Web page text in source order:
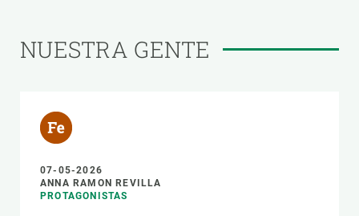
NUESTRA GENTE
07-05-2026
ANNA RAMON REVILLA
PROTAGONISTAS